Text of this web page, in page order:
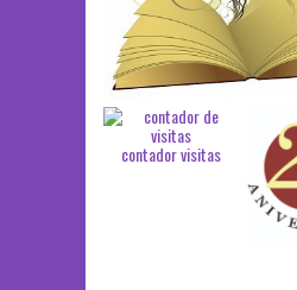
contador visitas